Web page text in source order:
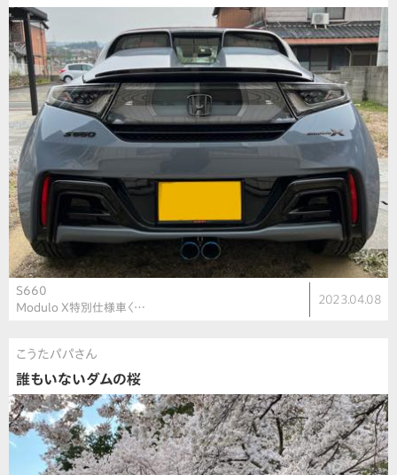
S660
Modulo X特別仕様車〈…
2023.04.08
こうたパパさん
誰もいないダムの桜